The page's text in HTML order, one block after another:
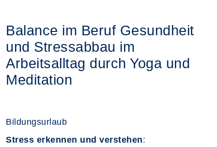
Balance im Beruf Gesundheit
und Stressabbau im
Arbeitsalltag durch Yoga und
Meditation
Bildungsurlaub
Stress erkennen und verstehen: